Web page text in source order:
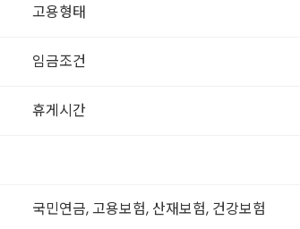
고용형태
임금조건
휴게시간
국민연금, 고용보험, 산재보험, 건강보험